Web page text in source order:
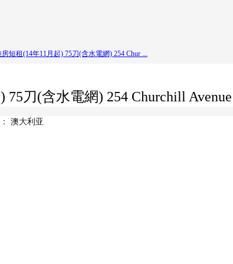
短租(14年11月起) 75刀(含水電網) 254 Chur ...
刀(含水電網) 254 Churchill Avenue
澳大利亚